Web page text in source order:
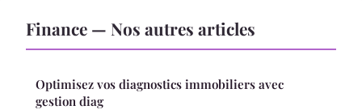
Finance — Nos autres articles
Optimisez vos diagnostics immobiliers avec
gestion diag